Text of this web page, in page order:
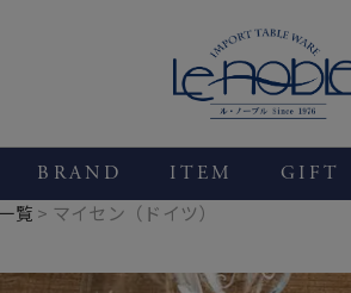
BRAND ITEM GIFT
覧
マイセン（ドイツ）